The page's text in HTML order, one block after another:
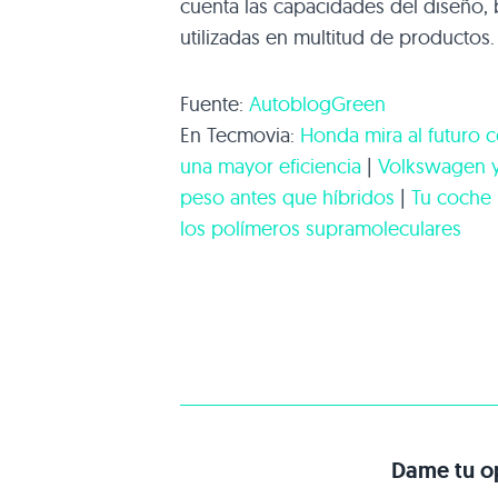
cuenta las capacidades del
utilizadas en multitud de productos.
Fuente: AutoblogGreen
En Tecmovia: Honda mira al futuro
una mayor eficiencia | Volkswagen
peso antes que híbridos | Tu
los polímeros supramoleculares
Dame tu